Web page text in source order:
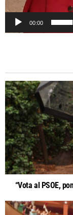
00:00
“Vota al PSOE,